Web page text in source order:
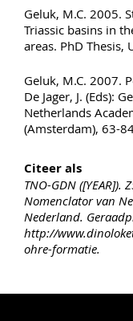
Geluk, M.C. 2005.
Triassic basins in
areas. PhD Thesis,
Geluk, M.C. 2007.
De Jager, J. (Eds):
Netherlands
(Amsterdam), 63-
Citeer als
TNO-GDN
Nomenclator van
Nederland.
http://
ohre-formatie.